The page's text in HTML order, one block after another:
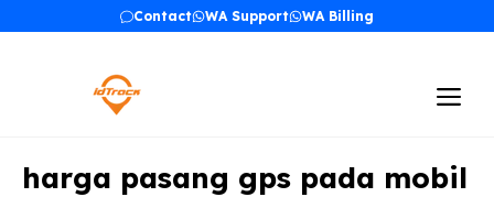
Contact WA Support WA Billing
harga pasang gps pada mobil